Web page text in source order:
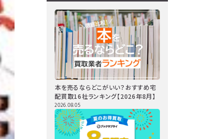
本を売るならどこがいい？おすすめ宅
配買取16社ランキング【2026年8月】
2026.08.05